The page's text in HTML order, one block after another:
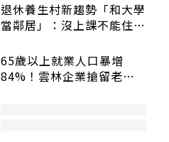
退休養生村新趨勢「和大學
當鄰居」：沒上課不能住、
65歲以上就業人口暴增
84%！雲林企業搶留老員